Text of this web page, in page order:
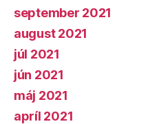
september 2021
august 2021
júl 2021
jún 2021
máj 2021
apríl 2021